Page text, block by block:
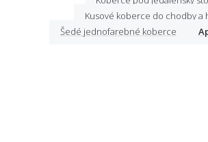
Kusové koberce do chodby a
Šedé jednofarebné koberce